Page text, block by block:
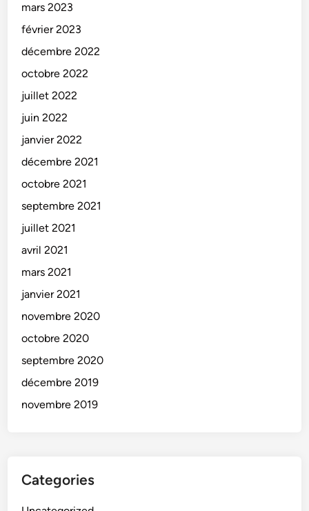
mars 2023
février 2023
décembre 2022
octobre 2022
juillet 2022
juin 2022
janvier 2022
décembre 2021
octobre 2021
septembre 2021
juillet 2021
avril 2021
mars 2021
janvier 2021
novembre 2020
octobre 2020
septembre 2020
décembre 2019
novembre 2019
Categories